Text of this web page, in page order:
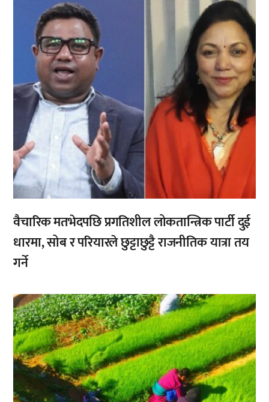
वैचारिक मतभेदपछि प्रगतिशील लोकतान्त्रिक पार्टी दुई
धारमा, सोब र परियारले छुट्टाछुट्टै राजनीतिक यात्रा तय
गर्ने
,